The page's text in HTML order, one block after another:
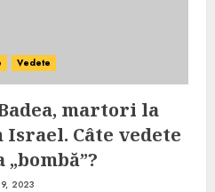
Vedete
martori la
Israel. Câte vedete
2023